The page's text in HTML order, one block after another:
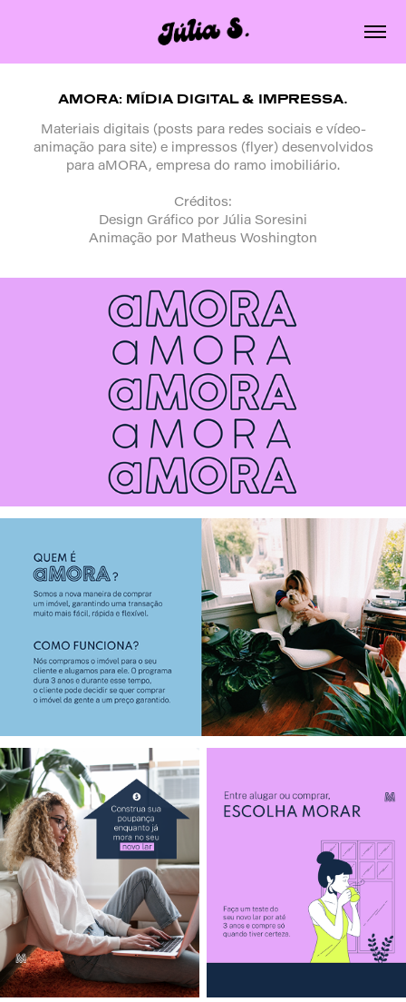
AMORA: MÍDIA DIGITAL & IMPRESSA.
Materiais digitais (posts para redes sociais e vídeo-
animação para site) e impressos (flyer) desenvolvidos
para aMORA, empresa do ramo imobiliário.
Créditos:
Design Gráfico por Júlia Soresini
Animação por Matheus Woshington